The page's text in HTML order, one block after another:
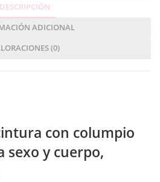
DESCRIPCIÓN
ADICIONAL
(0)
con columpio
sexo y cuerpo,